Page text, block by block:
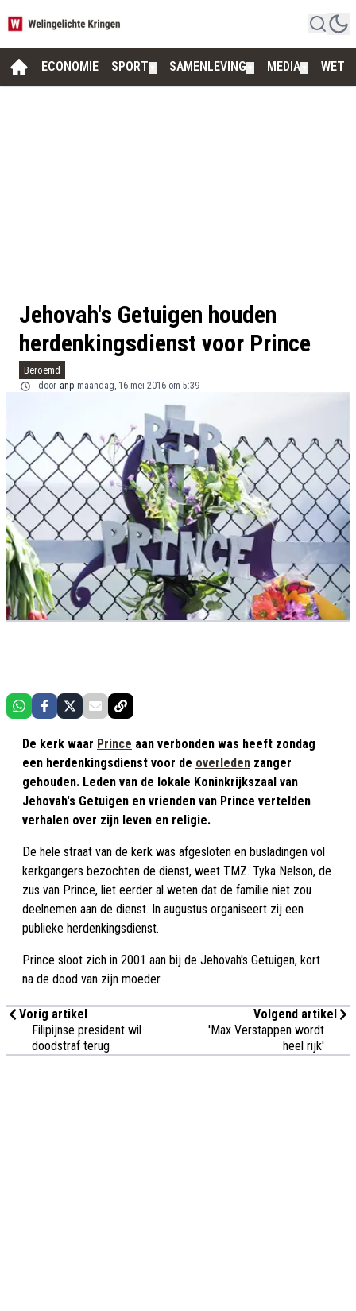
ECONOMIE SPORT SAMENLEVING MEDIA
Jehovah's Getuigen houden
herdenkingsdienst voor Prince
Beroemd
door anp maandag, 16 mei 2016 om 5:39
De kerk waar Prince aan verbonden was heeft zondag
een herdenkingsdienst voor de overleden zanger
gehouden. Leden van de lokale Koninkrijkszaal van
Jehovah's Getuigen en vrienden van Prince vertelden
verhalen over zijn leven en religie.
De hele straat van de kerk was afgesloten en busladingen vol
kerkgangers bezochten de dienst, weet TMZ. Tyka Nelson, de
zus van Prince, liet eerder al weten dat de familie niet zou
deelnemen aan de dienst. In augustus organiseert zij een
publieke herdenkingsdienst.
Prince sloot zich in 2001 aan bij de Jehovah's Getuigen, kort
na de dood van zijn moeder.
Vorig artikel
Filipijnse president wil
doodstraf terug
Volgend artikel
'Max Verstappen wordt
heel rijk'